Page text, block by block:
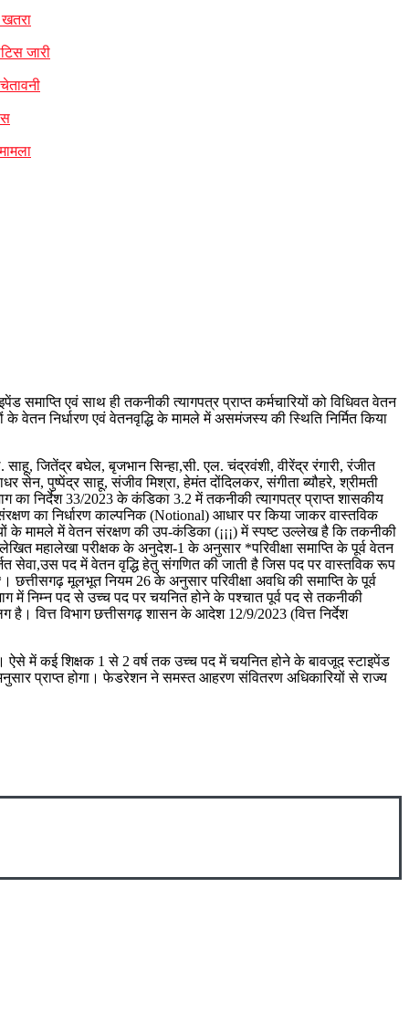
खतरा
जारी
एवं साथ ही तकनीकी त्यागपत्र प्राप्त कर्मचारियों को विधिवत वेतन
वेतन निर्धारण एवं वेतनवृद्धि के मामले में असमंजस्य की स्थिति निर्मित किया
जितेंद्र बघेल, बृजभान सिन्हा,सी. एल. चंद्रवंशी, वीरेंद्र रंगारी, रंजीत
सेन, पुष्पेंद्र साहू, संजीव मिश्रा, हेमंत दोंदिलकर, संगीता ब्यौहरे, श्रीमती
का निर्देश 33/2023 के कंडिका 3.2 में तकनीकी त्यागपत्र प्राप्त शासकीय
का निर्धारण काल्पनिक (Notional) आधार पर किया जाकर वास्तविक
के मामले में वेतन संरक्षण की उप-कंडिका (¡¡¡) में स्पष्ट उल्लेख है कि तकनीकी
महालेखा परीक्षक के अनुदेश-1 के अनुसार *परिवीक्षा समाप्ति के पूर्व वेतन
सेवा,उस पद में वेतन वृद्धि हेतु संगणित की जाती है जिस पद पर वास्तविक रूप
छत्तीसगढ़ मूलभूत नियम 26 के अनुसार परिवीक्षा अवधि की समाप्ति के पूर्व
में निम्न पद से उच्च पद पर चयनित होने के पश्चात पूर्व पद से तकनीकी
है। वित्त विभाग छत्तीसगढ़ शासन के आदेश 12/9/2023 (वित्त निर्देश
ऐसे में कई शिक्षक 1 से 2 वर्ष तक उच्च पद में चयनित होने के बावजूद स्टाइपेंड
प्राप्त होगा। फेडरेशन ने समस्त आहरण संवितरण अधिकारियों से राज्य